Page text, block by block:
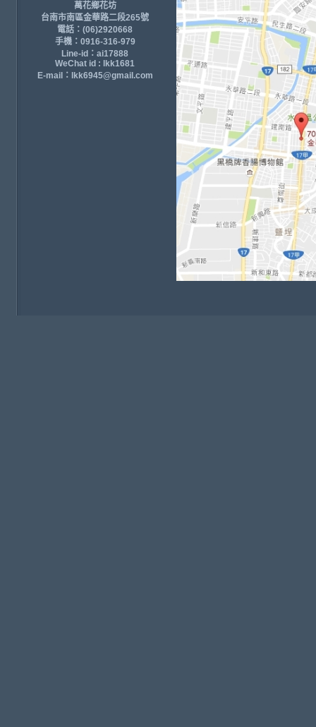
萬花鄉花坊
台南市南區金華路二段265號
電話：(06)2920668
手機：0916-316-979
Line-id：ai17888
WeChat id : lkk1681
E-mail：lkk6945@gmail.com